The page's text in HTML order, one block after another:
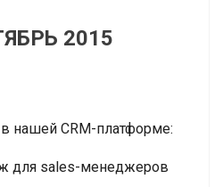
2015
нашей CRM-платформе:
для sales-менеджеров